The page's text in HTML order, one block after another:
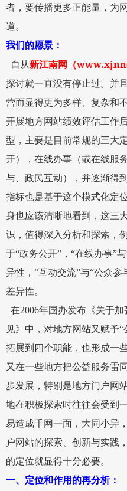
者，要传播更多正能量，为
道。
我们的愿景：
自从新江南网 （
探讨就一直没有停止过。并
营而显得更为多样、复杂和
开展地方网站绩效评估工作
型，主要是目前常规的三大
开），在线办事（或在线服
与、政民互动），并逐渐得
指标也是基于这个模式化定
身也应该清晰地看到，这三
识，值得深入分析和探索，
于“政务公开” ， “在线办事”与
异性， “互动交流”与“公众参
差异性。
在2006年国办发布《关于
见》中，对地方网站又赋予“
拓展到四个职能，也形成一
又在一些地方把公益服务雷
步发展，特别是地方门户网
地在积极探索时往往会受到
易造成千网一面，大同小异
户网站的探索、创新与实践
的定位就显得十分必要。
一、定位和作用的再分析：